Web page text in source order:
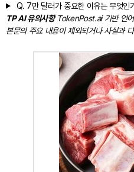
Q. 7만 달러가 중요한 이유는 무엇인
TP AI 유의사항TokenPost.ai 기반 언어
본문의 주요 내용이 제외되거나 사실과